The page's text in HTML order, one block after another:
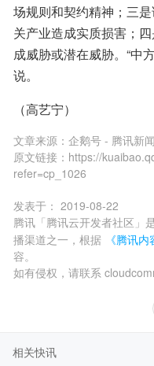
场规则和契约精神；三
关产业造成实质损害；
成威胁或潜在威胁。“中
说。
（高艺宁）
文章来源： 企鹅号 - 腾讯新
原文链接： https://
refer=cp_1026
发表于： 2019-08-22
腾讯「腾讯云开发者社区」
播渠道之一，根据
《腾讯
容。
如有侵权，请联系
相关快讯